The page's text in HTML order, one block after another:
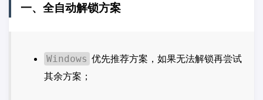
一、全自动解锁方案
Windows 优先推荐方案，如果无法解锁再尝试
其余方案；